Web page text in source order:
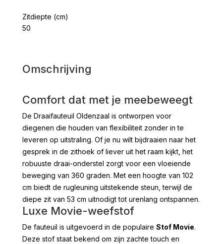
Zitdiepte (cm)
50
Omschrijving
Comfort dat met je meebeweegt
De Draaifauteuil Oldenzaal is ontworpen voor
diegenen die houden van flexibiliteit zonder in te
leveren op uitstraling. Of je nu wilt bijdraaien naar het
gesprek in de zithoek of liever uit het raam kijkt, het
robuuste draai-onderstel zorgt voor een vloeiende
beweging van 360 graden. Met een hoogte van 102
cm biedt de rugleuning uitstekende steun, terwijl de
diepe zit van 53 cm uitnodigt tot urenlang ontspannen.
Luxe Movie-weefstof
De fauteuil is uitgevoerd in de populaire Stof Movie.
Deze stof staat bekend om zijn zachte touch en